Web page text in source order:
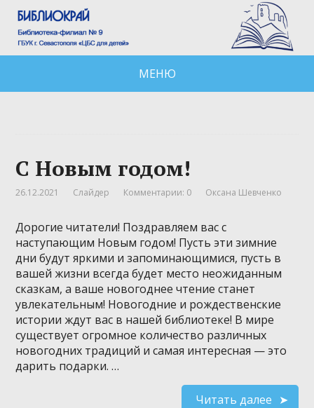
МЕНЮ
С Новым годом!
26.12.2021 Слайдер Комментарии: 0 Оксана Шевченко
Дорогие читатели! Поздравляем вас с
наступающим Новым годом! Пусть эти зимние
дни будут яркими и запоминающимися, пусть в
вашей жизни всегда будет место неожиданным
сказкам, а ваше новогоднее чтение станет
увлекательным! Новогодние и рождественские
истории ждут вас в нашей библиотеке! В мире
существует огромное количество различных
новогодних традиций и самая интересная — это
дарить подарки. …
Читать далее